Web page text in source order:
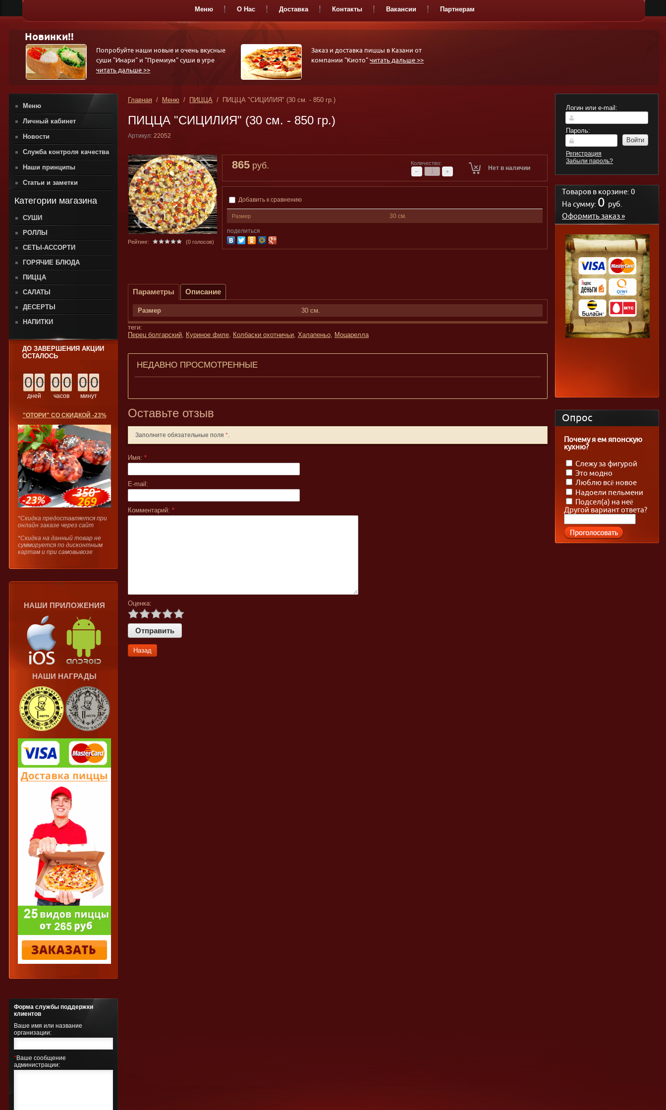
ПИЦЦА РОЛЛЫСЕТЫ-
АССОРТИ
САЛАТЫГОРЯЧИЕДЕСЕРТЫ
Меню О Нас Доставка Контакты Вакансии Партнерам
Новинки!!
Попробуйте наши новые и очень вкусные
суши "Инари" и "Премиум" суши в угре
читать дальше >>
Заказ и доставка пиццы в Казани от
компании "Киото" читать дальше >>
Меню
Личный кабинет
Новости
Служба контроля качества
Наши принципы
Статьи и заметки
Категории магазина
СУШИ
РОЛЛЫ
СЕТЫ-АССОРТИ
ГОРЯЧИЕ БЛЮДА
ПИЦЦА
САЛАТЫ
ДЕСЕРТЫ
НАПИТКИ
ДО ЗАВЕРШЕНИЯ АКЦИИ
ОСТАЛОСЬ
00
дней
00
часов
00
минут
"ОТОРИ" СО СКИДКОЙ -23%
*Скидка предоставляется при
онлайн заказе через сайт
*Скидка на данный товар не
суммируется по дисконтным
картам и при самовывозе
НАШИ ПРИЛОЖЕНИЯ
НАШИ НАГРАДЫ
Форма службы поддержки
клиентов
Ваше имя или название
организации:
*Ваше сообщение
администрации:
Главная / Меню / ПИЦЦА / ПИЦЦА "СИЦИЛИЯ" (30 см. - 850 гр.)
ПИЦЦА "СИЦИЛИЯ" (30 см. - 850 гр.)
Артикул: 22052
Рейтинг: (0 голосов)
865 руб. Количество:
− + Нет в наличии
Добавить к сравнению
Размер 30 см.
поделиться
Параметры Описание
Размер 30 см.
теги:
Перец болгарский, Куриное филе, Колбаски охотничьи, Халапеньо, Моцарелла
НЕДАВНО ПРОСМОТРЕННЫЕ
Оставьте отзыв
Заполните обязательные поля *.
Имя: *
E-mail:
Комментарий: *
Оценка:
Назад
Логин или e-mail:
Пароль:
Войти
Регистрация
Забыли пароль?
Товаров в корзине: 0
На сумму: 0 руб.
Оформить заказ »
Опрос
Почему я ем японскую
кухню?
Слежу за фигурой
Это модно
Люблю всё новое
Надоели пельмени
Подсел(а) на неё
Другой вариант ответа?